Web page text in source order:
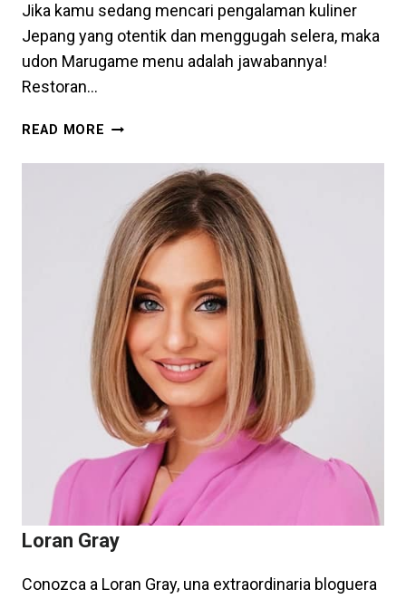
Jika kamu sedang mencari pengalaman kuliner
Jepang yang otentik dan menggugah selera, maka
udon Marugame menu adalah jawabannya!
Restoran…
READ MORE UDON
MENU
TERBARU
YANG
WAJIB
KAMU
COBA
DI
INDONESIA
Loran Gray
Conozca a Loran Gray, una extraordinaria bloguera